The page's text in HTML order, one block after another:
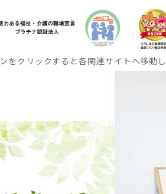
をクリックすると各関連サイトへ移動